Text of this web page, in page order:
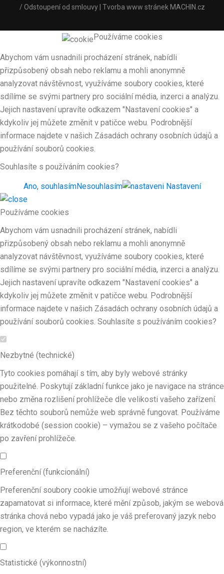
/ Odstoupení od smlouvy| Tvorba www stránek MACHIN.cz
Používáme cookies
Abychom vám usnadnili procházení stránek, nabídli
přizpůsobený obsah nebo reklamu a mohli anonymně
analyzovat návštěvnost, využíváme soubory cookies, které
sdílíme se svými partnery pro sociální média, inzerci a analýzu.
Jejich nastavení upravíte odkazem "Nastavení cookies" a
kdykoliv jej můžete změnit v patičce webu. Podrobnější
informace najdete v našich Zásadách ochrany osobních údajů a
používání souborů cookies.
Souhlasíte s používáním cookies?
Ano, souhlasímNesouhlasím Nastavení
Používáme cookies
Abychom vám usnadnili procházení stránek, nabídli
přizpůsobený obsah nebo reklamu a mohli anonymně
analyzovat návštěvnost, využíváme soubory cookies, které
sdílíme se svými partnery pro sociální média, inzerci a analýzu.
Jejich nastavení upravíte odkazem "Nastavení cookies" a
kdykoliv jej můžete změnit v patičce webu. Podrobnější
informace najdete v našich Zásadách ochrany osobních údajů a
používání souborů cookies. Souhlasíte s používáním cookies?
Nezbytné (technické)
Tyto cookies pomáhají s tím, aby byly webové stránky
použitelné. Poskytují základní funkce jako je navigace na stránce
nebo změna rozlišení prohlížeče dle velikosti vašeho zařízení.
Bez těchto souborů nemůže web správně fungovat. Používáme
krátkodobé (session cookie) – vymažou se z vašeho počítače
po zavření prohlížeče.
Preferenční (funkcionální)
Preferenční soubory cookie umožňují webové stránce
zapamatovat si informace, které mění způsob, jakým se webová
stránka chová nebo vypadá jako je váš preferovaný jazyk nebo
region, ve kterém se nacházíte.
Statistické (výkonnostní)